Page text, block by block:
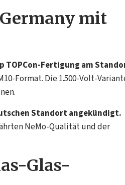
mit
TOPCon-Fertigung am
Format. Die 1.500-Volt-
Standort angekündigt.
NeMo-Qualität und der
Glas-